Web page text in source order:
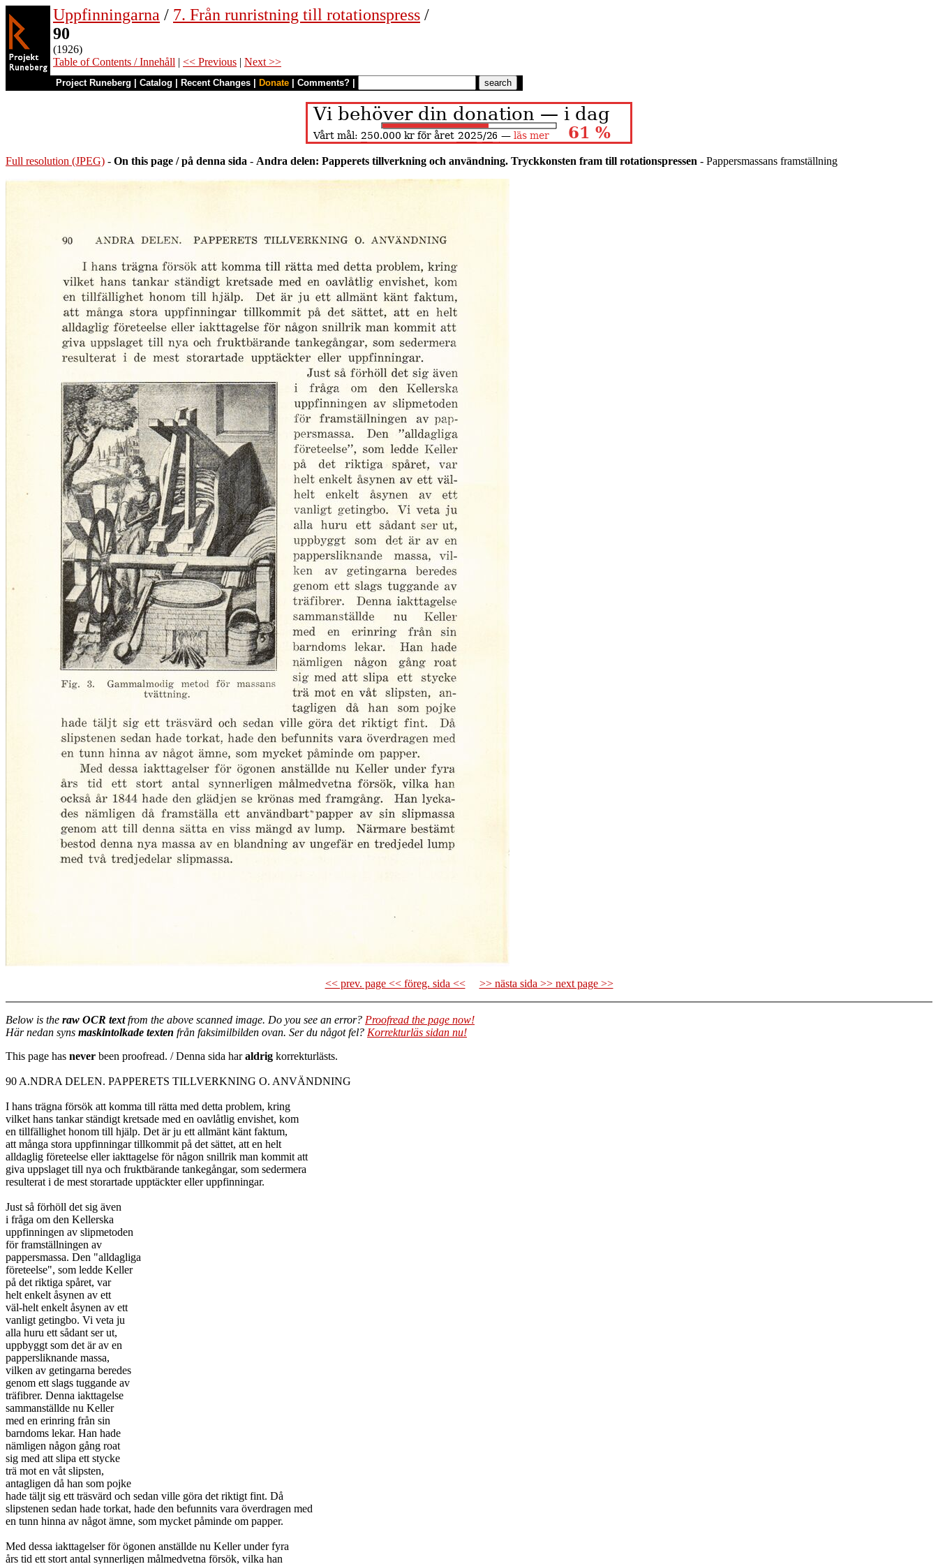
Uppfinningarna / 7. Från runristning till rotationspress /
90
(1926)
Table of Contents / Innehåll | << Previous | Next >>
Project Runeberg Catalog Recent Changes Donate Comments?
Full resolution (JPEG) - On this page / på denna sida - Andra delen: Papperets tillverkning och användning. Tryckkonsten fram till rotationspressen - Pappersmassans framställning
<< prev. page << föreg. sida << >> nästa sida >> next page >>
Below is the raw OCR textfrom the above scanned image. Do you see an error? Proofread the page now!
Här nedan syns maskintolkade texten från faksimilbilden ovan. Ser du något fel? Korrekturläs sidan nu!
This page has never been proofread. / Denna sida haraldrig korrekturlästs.
90 A.NDRA DELEN. PAPPERETS TILLVERKNING O. ANVÄNDNING
I hans trägna försök att komma till rätta med detta problem, kring
vilket hans tankar ständigt kretsade med en oavlåtlig envishet, kom
en tillfällighet honom till hjälp. Det är ju ett allmänt känt faktum,
att många stora uppfinningar tillkommit på det sättet, att en helt
alldaglig företeelse eller iakttagelse för någon snillrik man kommit att
giva uppslaget till nya och fruktbärande tankegångar, som sedermera
resulterat i de mest storartade upptäckter eller uppfinningar.
Just så förhöll det sig även
i fråga om den Kellerska
uppfinningen av slipmetoden
för framställningen av
pappersmassa. Den "alldagliga
företeelse", som ledde Keller
på det riktiga spåret, var
helt enkelt åsynen av ett
väl-helt enkelt åsynen av ett
vanligt getingbo. Vi veta ju
alla huru ett sådant ser ut,
uppbyggt som det är av en
pappersliknande massa,
vilken av getingarna beredes
genom ett slags tuggande av
träfibrer. Denna iakttagelse
sammanställde nu Keller
med en erinring från sin
barndoms lekar. Han hade
nämligen någon gång roat
sig med att slipa ett stycke
trä mot en våt slipsten,
antagligen då han som pojke
hade täljt sig ett träsvärd och sedan ville göra det riktigt fint. Då
slipstenen sedan hade torkat, hade den befunnits vara överdragen med
en tunn hinna av något ämne, som mycket påminde om papper.
Med dessa iakttagelser för ögonen anställde nu Keller under fyra
års tid ett stort antal synnerligen målmedvetna försök, vilka han